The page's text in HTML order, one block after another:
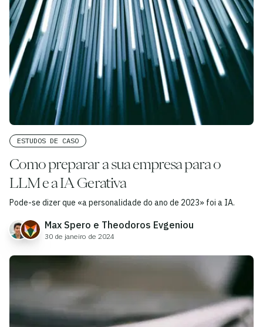
ESTUDOS DE CASO
Como preparar a sua empresa para o
LLM e a IA Gerativa
Pode-se dizer que «a personalidade do ano de 2023» foi a IA.
Max Spero e Theodoros Evgeniou
30 de janeiro de 2024